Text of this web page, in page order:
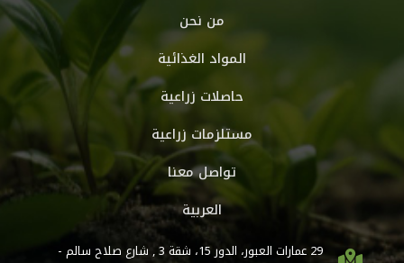
من نحن
المواد الغذائية
حاصلات زراعية
مستلزمات زراعية
تواصل معنا
العربية
29 عمارات العبور، الدور 15، شقة 3 , شارع صلاح سالم -